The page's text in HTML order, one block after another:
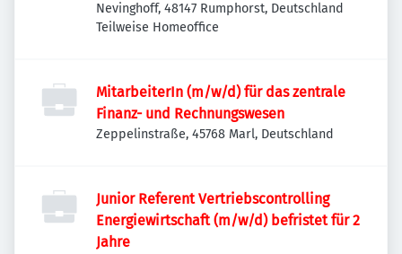
Sachbereich "Pflanzenschutz in Ackerbau
und Grünland"
Nevinghoff, 48147 Rumphorst, Deutschland
Teilweise Homeoffice
MitarbeiterIn (m/w/d) für das zentrale
Finanz- und Rechnungswesen
Zeppelinstraße, 45768 Marl, Deutschland
Junior Referent Vertriebscontrolling
Energiewirtschaft (m/w/d) befristet für 2
Jahre